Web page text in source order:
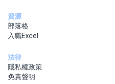
資源
部落格
入職Excel
法律
隱私權政策
免責聲明